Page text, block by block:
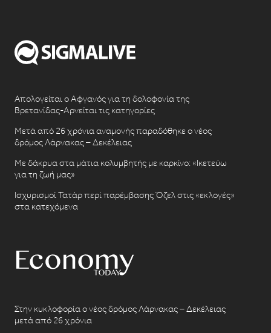
Απολογείται ο Αφγανός για τη δολοφονία της
Βρετανίδας-Αρνείται τις κατηγορίες
Μετά από 26 χρόνια αναμονής παραδόθηκε ο νέος
δρόμος Λάρνακας – Δεκέλειας
Με δάκρυα στα μάτια κολυμβητής με καρκίνο: «Ικετεύω
για τη ζωή μας»
Ισχυρισμοί Τατάρ περί παρέμβασης Όζελ στις «εκλογές»
στα κατεχόμενα
Στην κυκλοφορία ο νέος δρόμος Λάρνακας – Δεκέλειας
μετά από 26 χρόνια